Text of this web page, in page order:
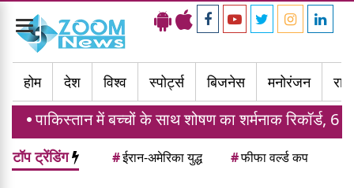
Toggle
navigation
होम
देश विश्व स्पोर्ट्स बिजनेस मनोरंजन
में बच्चों के साथ शोषण का शर्मनाक रिकॉर्ड, 6 महीने में 1914
टॉप ट्रेंडिंग #ईरान-अमेरिका युद्ध #फीफा वर्ल्ड कप